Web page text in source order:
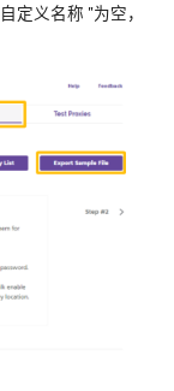
定义名称 "为空，